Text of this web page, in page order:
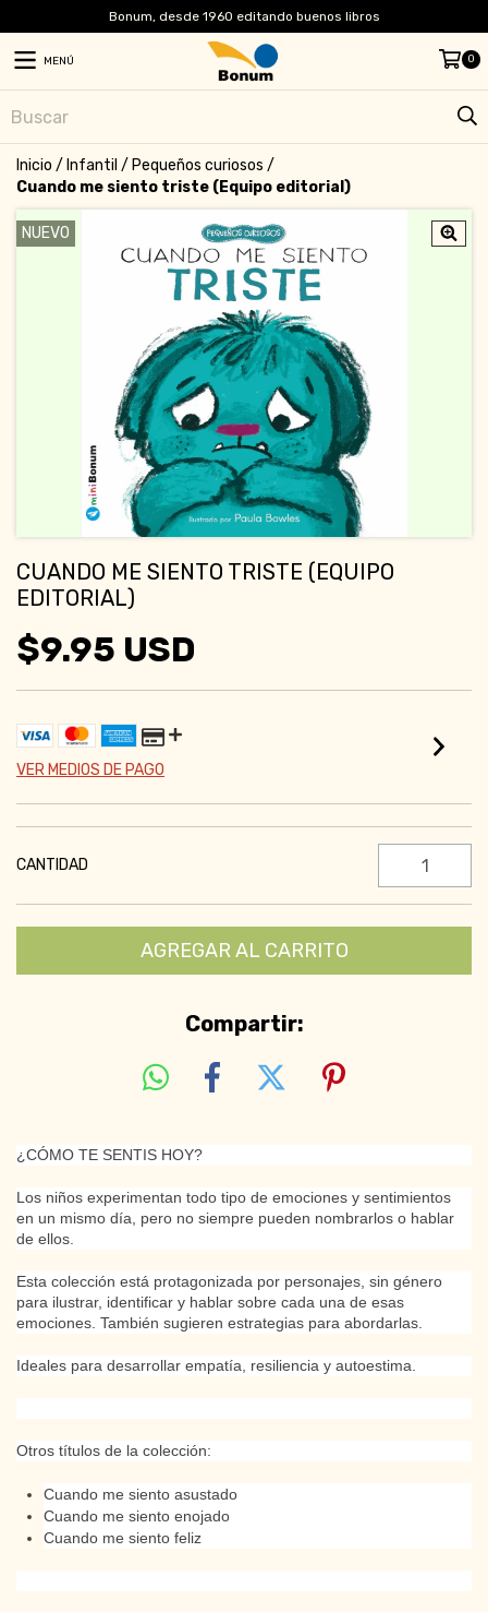
Bonum, desde 1960 editando buenos libros
MENÚ 0
Inicio / Infantil / Pequeños curiosos /
Cuando me siento triste (Equipo editorial)
NUEVO
CUANDO ME SIENTO TRISTE (EQUIPO
EDITORIAL)
$9.95 USD
VER MEDIOS DE PAGO
CANTIDAD
Compartir:
¿CÓMO TE SENTIS HOY?
Los niños experimentan todo tipo de emociones y sentimientos
en un mismo día, pero no siempre pueden nombrarlos o hablar
de ellos.
Esta colección está protagonizada por personajes, sin género
para ilustrar, identificar y hablar sobre cada una de esas
emociones. También sugieren estrategias para abordarlas.
Ideales para desarrollar empatía, resiliencia y autoestima.
Otros títulos de la colección:
Cuando me siento asustado
Cuando me siento enojado
Cuando me siento feliz